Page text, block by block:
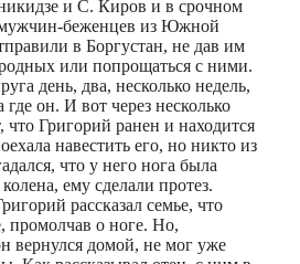
и С. Киров и в срочном
мужчин-беженцев из Южной
в Боргустан, не дав им
или попрощаться с ними.
день, два, несколько недель,
он. И вот через несколько
что Григорий ранен и находится
навестить его, но никто из
что у него нога была
ему сделали протез.
рассказал семье, что
промолчав о ноге. Но,
вернулся домой, не мог уже